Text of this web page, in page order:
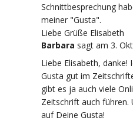
Schnittbesprechung
meiner "Gusta".
Liebe Grüße Elisabeth
Barbara sagt am 3.
Liebe Elisabeth, danke!
Gusta gut im
gibt es ja auch viele
Zeitschrift auch führen.
auf Deine Gusta!